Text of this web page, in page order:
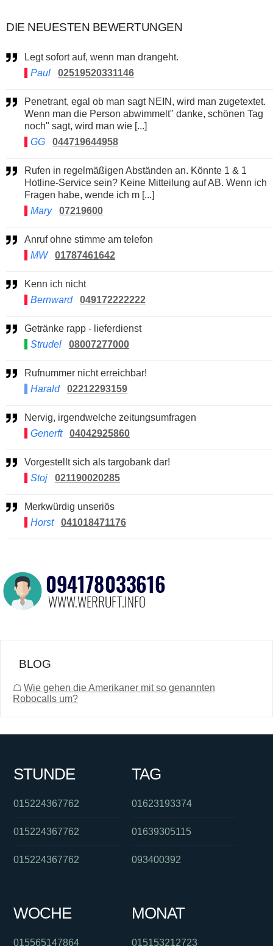
DIE NEUESTEN BEWERTUNGEN
Legt sofort auf, wenn man drangeht.
Paul
02519520331146
Penetrant, egal ob man sagt NEIN, wird man zugetextet.
Wenn man die Person abwimmelt" danke, schönen Tag
noch" sagt, wird man wie [...]
GG
044719644958
Rufen in regelmäßigen Abständen an. Könnte 1 & 1
Hotline-Service sein? Keine Mitteilung auf AB. Wenn ich
Fragen habe, wende ich m [...]
Mary
07219600
Anruf ohne stimme am telefon
MW
01787461642
Kenn ich nicht
Bernward
049172222222
Getränke rapp - lieferdienst
Strudel
08007277000
Rufnummer nicht erreichbar!
Harald
02212293159
Nervig, irgendwelche zeitungsumfragen
Generft
04042925860
Vorgestellt sich als targobank dar!
Stoj
021190020285
Merkwürdig unseriös
Horst
041018471176
BLOG
☖ Wie gehen die Amerikaner mit so genannten
Robocalls um?
STUNDE
015224367762
015224367762
015224367762
TAG
01623193374
01639305115
093400392
WOCHE
015565147864
MONAT
015153212723